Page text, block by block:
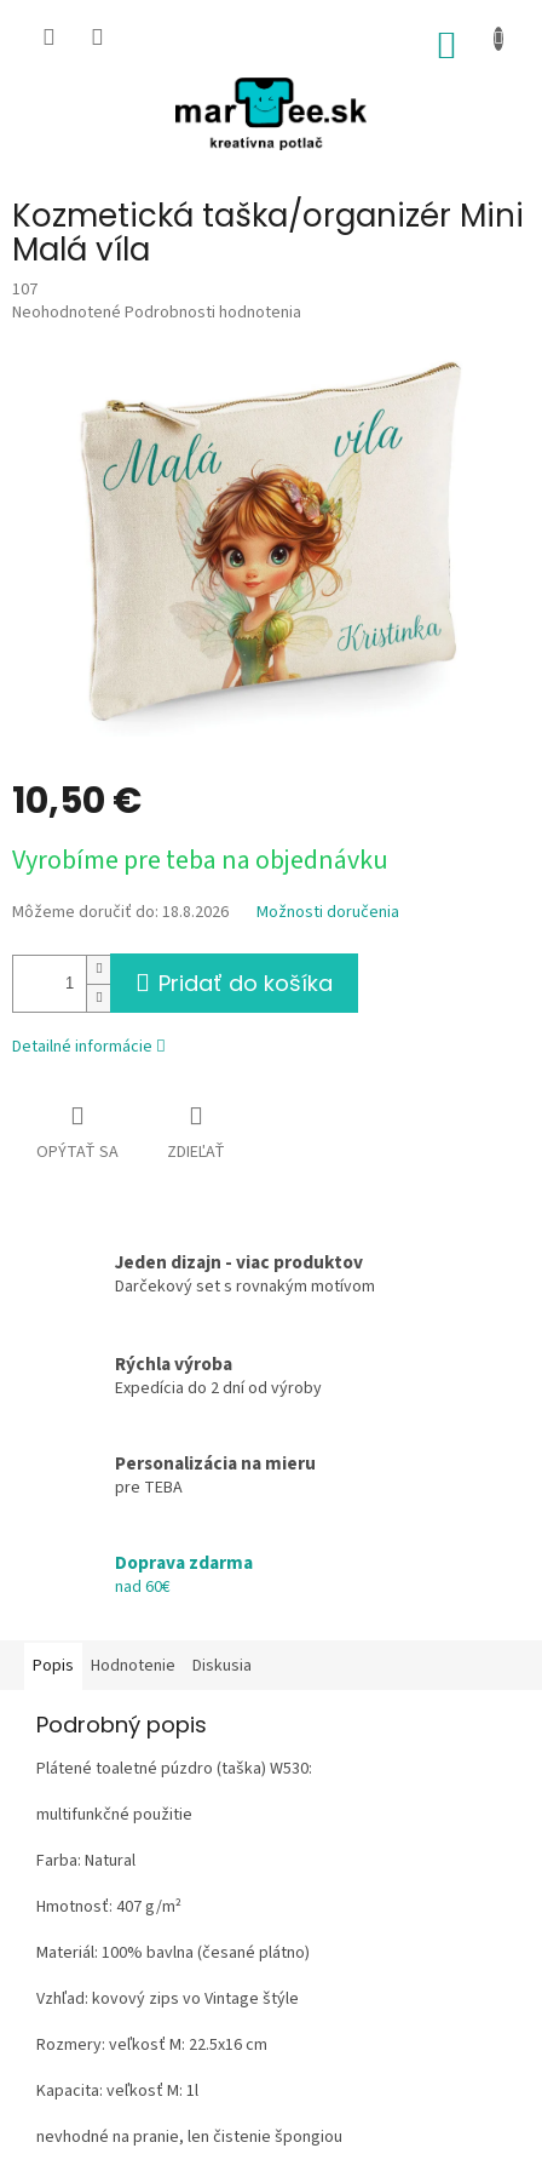
Kozmetická taška/organizér Mini
Malá víla
107
Priemerné
hviezdičiek.
Neohodnotené Podrobnosti hodnotenia
10,50 €
cena:
Vyrobíme pre teba na objednávku
Môžeme doručiť do: 18.8.2026 Možnosti doručenia
Pridať do košíka
Detailné informácie
OPÝTAŤ SA ZDIEĽAŤ
Jeden dizajn - viac produktov
Darčekový set s rovnakým motívom
Rýchla výroba
Expedícia do 2 dní od výroby
Personalizácia na mieru
pre TEBA
Doprava zdarma
nad 60€
Popis Hodnotenie Diskusia
Podrobný popis
Plátené toaletné púzdro (taška) W530:
multifunkčné použitie
Farba: Natural
Hmotnosť: 407 g/m²
Materiál: 100% bavlna (česané plátno)
Vzhľad: kovový zips vo Vintage štýle
Rozmery: veľkosť M: 22.5x16 cm
Kapacita: veľkosť M: 1l
nevhodné na pranie, len čistenie špongiou